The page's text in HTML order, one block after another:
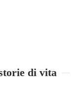
di vita